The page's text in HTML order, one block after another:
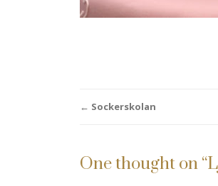
Post
← Sockerskolan
One thought on “